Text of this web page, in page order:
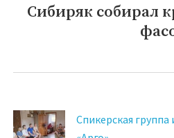
Следующая
Сибиряк собирал
Спикерская группа